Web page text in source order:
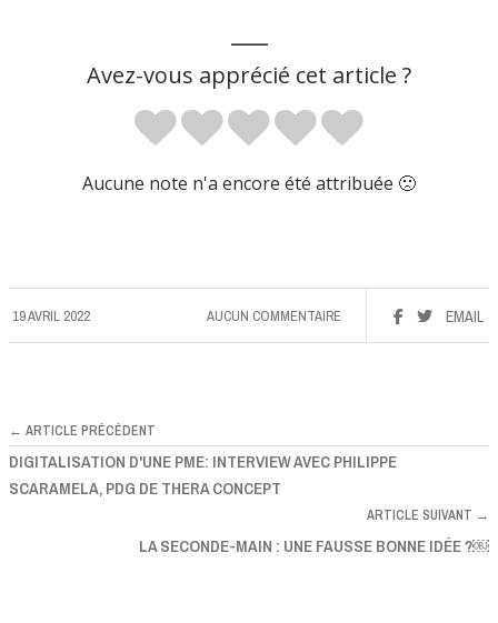
Avez-vous apprécié cet article ?
Aucune note n'a encore été attribuée 🙁
19 AVRIL 2022 EMAIL
AUCUN COMMENTAIRE
← ARTICLE PRÉCÉDENT
DIGITALISATION D'UNE PME: INTERVIEW AVEC PHILIPPE
SCARAMELA, PDG DE THERA CONCEPT
ARTICLE SUIVANT →
LA SECONDE-MAIN : UNE FAUSSE BONNE IDÉE ?￼